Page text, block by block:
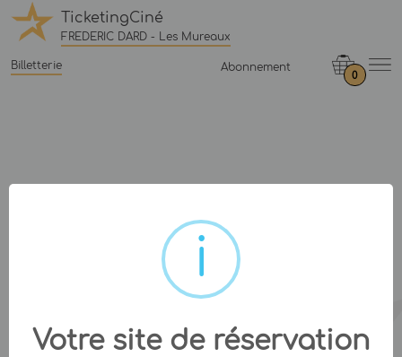
TicketingCiné
FREDERIC DARD - Les Mureaux
Billetterie Abonnement
0
Votre site de réservation